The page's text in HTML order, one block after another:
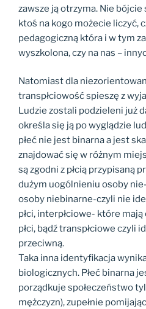
zawsze ją otrzyma. Nie
ktoś na kogo możecie liczyć,
pedagogiczną która i w tym
wyszkolona, czy na nas –
Natomiast dla
transpłciowość spieszę z
Ludzie zostali podzieleni już
określa się ją po wyglądzie
płeć nie jest binarna a jest
znajdować się w różnym
są zgodni z płcią przypisaną
dużym uogólnieniu osoby
osoby niebinarne-czyli nie
płci, interpłciowe- które
płci, bądź transpłciowe czyli
przeciwną.
Taka inna identyfikacja
biologicznych. Płeć binarna
porządkuje społeczeństwo
mężczyzn), zupełnie